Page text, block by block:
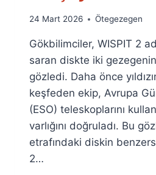
By
Fuat
Özyar
24 Mart 2026 Ötegezegen
Gökbilimciler, WISPIT 2
saran diskte iki
gözledi. Daha önce
keşfeden ekip, Avrupa
(ESO) teleskoplarını
varlığını doğruladı. Bu
etrafındaki diskin
2…